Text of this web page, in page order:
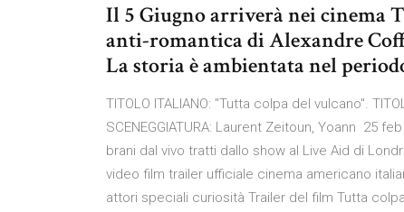
Il 5 Giugno arriverà nei cinema
anti-romantica di Alexandre
La storia è ambientata nel
TITOLO ITALIANO: "Tutta colpa del vulcano".
SCENEGGIATURA: Laurent Zeitoun, Yoann 25
brani dal vivo tratti dallo show al Live Aid di
video film trailer ufficiale cinema americano
attori speciali curiosità Trailer del film Tutta